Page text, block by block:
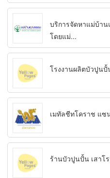
บริการจัดหาแม่บ้าน
โดยแม่...
โรงงานผลิตบัวปูน
เมทัลชีทโคราช แซ
ร้านบัวปูนปั้น เสาโ